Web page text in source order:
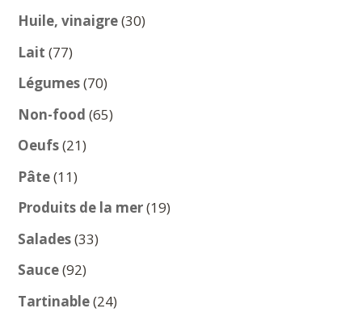
produits
Huile, vinaigre 3030
Lait 7777
produits
Légumes 7070
produits
Non-food 6565
Oeufs 2121
Pâte 1111
produits
Produits de la mer 1919
Salades 3333
Sauce 9292
produits
Tartinable 2424